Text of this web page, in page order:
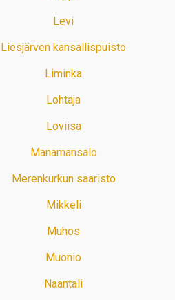
Levi
Liesjärven kansallispuisto
Liminka
Lohtaja
Loviisa
Manamansalo
Merenkurkun saaristo
Mikkeli
Muhos
Muonio
Naantali